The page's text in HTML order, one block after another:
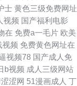
福利导航 久草视频资源
在线A片网站 肏屄天天
人98色 手机看片福利国
频网 人人插91 91操白
士 黄色三级免费网址
视频 国产福利电影
在 免费a一毛片 欧美
视频 免费黄色网址在
视频78 国产成人免
b视频 成人三级网站
涩网 51漫画成人 丁